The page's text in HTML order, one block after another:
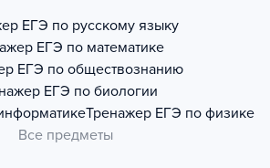
ЕГЭ по русскому языку
ЕГЭ по математике
ЕГЭ по обществознанию
ЕГЭ по биологии
Тренажер ЕГЭ по физике
Все предметы